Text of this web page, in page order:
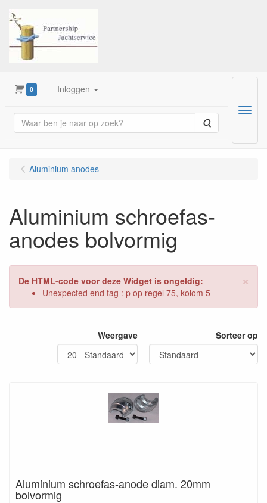
0 Inloggen
Zoeken
Menu
Aluminium anodes
Aluminium schroefas-
anodes bolvormig
×
De HTML-code voor deze Widget is ongeldig:
Unexpected end tag : p op regel 75, kolom 5
Weergave Sorteer op
Aluminium schroefas-anode diam. 20mm
bolvormig